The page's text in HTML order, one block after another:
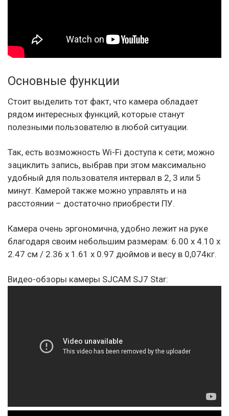
Основные функции
Стоит выделить тот факт, что камера обладает
рядом интересных функций, которые станут
полезными пользователю в любой ситуации.
Так, есть возможность Wi-Fi доступа к сети; можно
зациклить запись, выбрав при этом максимально
удобный для пользователя интервал в 2, 3 или 5
минут. Камерой также можно управлять и на
расстоянии – достаточно приобрести ПУ.
Камера очень эргономична, удобно лежит на руке
благодаря своим небольшим размерам: 6.00 х 4.10 х
2.47 см / 2.36 х 1.61 х 0.97 дюймов и весу в 0,074кг.
Видео-обзоры камеры SJCAM SJ7 Star: